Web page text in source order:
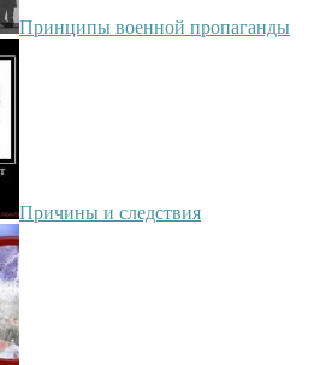
Принципы военной пропаганды
Причины и следствия